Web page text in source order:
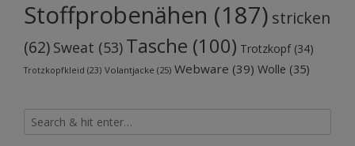
Stoffprobenähen (187) stricken
(62) Sweat (53) Tasche (100) Trotzkopf(34)
Trotzkopfkleid (23) Volantjacke (25) Webware (39) Wolle (35)